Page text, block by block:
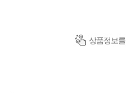
상품정보를